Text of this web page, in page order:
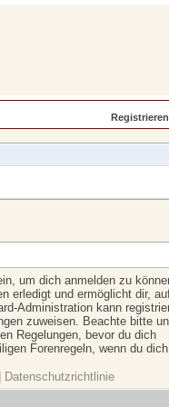
Registrieren
um dich anmelden zu
erledigt und ermöglicht dir,
Administration kann
zuweisen. Beachte bitte
Regelungen, bevor du dich
Forenregeln, wenn du
Datenschutzrichtlinie